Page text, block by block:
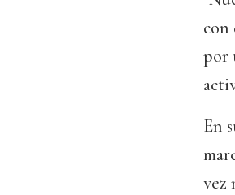
con
por
En
vez